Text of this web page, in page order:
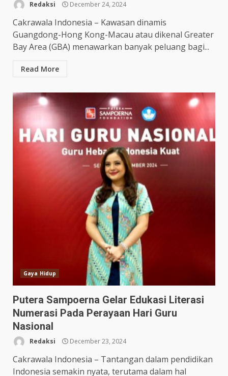
Redaksi December 24, 2024
Cakrawala Indonesia – Kawasan dinamis
Guangdong-Hong Kong-Macau atau dikenal Greater
Bay Area (GBA) menawarkan banyak peluang bagi...
Read More
Gaya Hidup
Putera Sampoerna Gelar Edukasi Literasi
Numerasi Pada Perayaan Hari Guru
Nasional
Redaksi December 23, 2024
Cakrawala Indonesia – Tantangan dalam pendidikan
Indonesia semakin nyata, terutama dalam hal